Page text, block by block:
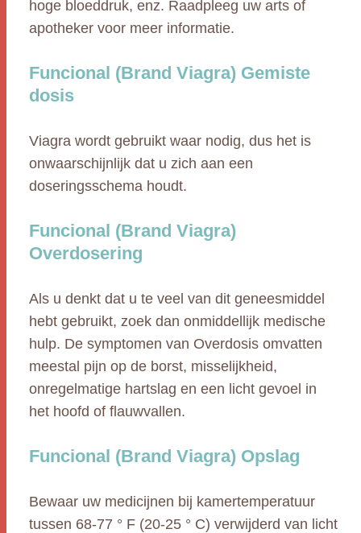
hoge bloeddruk, enz. Raadpleeg uw arts of
apotheker voor meer informatie.
Funcional (Brand Viagra) Gemiste
dosis
Viagra wordt gebruikt waar nodig, dus het is
onwaarschijnlijk dat u zich aan een
doseringsschema houdt.
Funcional (Brand Viagra)
Overdosering
Als u denkt dat u te veel van dit geneesmiddel
hebt gebruikt, zoek dan onmiddellijk medische
hulp. De symptomen van Overdosis omvatten
meestal pijn op de borst, misselijkheid,
onregelmatige hartslag en een licht gevoel in
het hoofd of flauwvallen.
Funcional (Brand Viagra) Opslag
Bewaar uw medicijnen bij kamertemperatuur
tussen 68-77 ° F (20-25 ° C) verwijderd van licht